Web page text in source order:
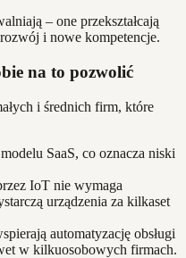
– one przekształcają
i nowe kompetencje.
na to pozwolić
i średnich firm, które
SaaS, co oznacza niski
IoT nie wymaga
urządzenia za kilkaset
automatyzację obsługi
w kilkuosobowych firmach.